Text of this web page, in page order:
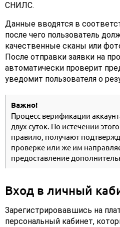
СНИЛС.
Данные вводятся в
после чего пользователь
качественные сканы или
После отправки заявки на
автоматически проверит
уведомит пользователя о
Важно!
Процесс верификации
двух суток. По истечении
правило, получают
проверке или же им
предоставление
Вход в личный
Зарегистрировавшись на
персональный кабинет,